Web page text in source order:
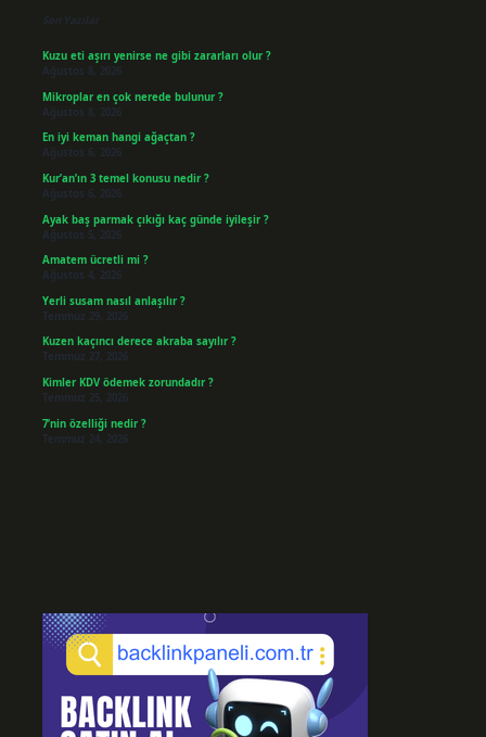
Son Yazılar
Kuzu eti aşırı yenirse ne gibi zararları olur ?
Ağustos 8, 2026
Mikroplar en çok nerede bulunur ?
Ağustos 8, 2026
En iyi keman hangi ağaçtan ?
Ağustos 6, 2026
Kur’an’ın 3 temel konusu nedir ?
Ağustos 6, 2026
Ayak baş parmak çıkığı kaç günde iyileşir ?
Ağustos 5, 2026
Amatem ücretli mi ?
Ağustos 4, 2026
Yerli susam nasıl anlaşılır ?
Temmuz 29, 2026
Kuzen kaçıncı derece akraba sayılır ?
Temmuz 27, 2026
Kimler KDV ödemek zorundadır ?
Temmuz 25, 2026
7’nin özelliği nedir ?
Temmuz 24, 2026